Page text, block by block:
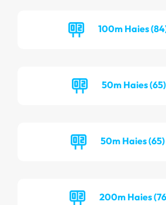
100m Haies
50m Haies
50m Haies (65)
200m Haies